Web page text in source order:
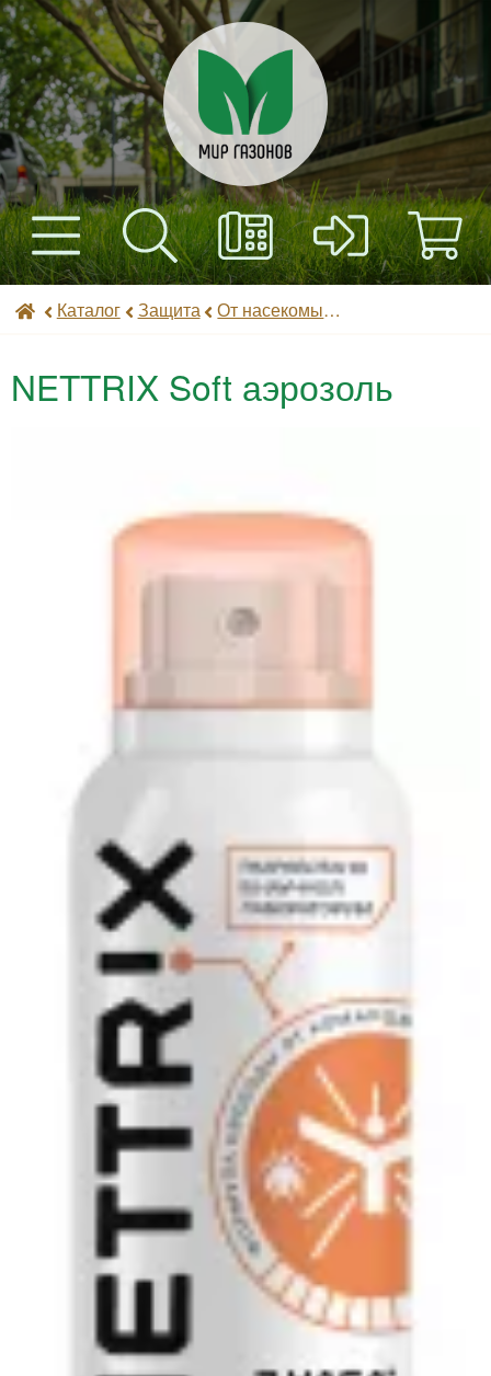
Каталог
Оплата
+7(495) 597-82-01
Найти
Мир газонов
Каталог Защита От насекомых (инсектициды)
NETTRIX Soft аэрозоль